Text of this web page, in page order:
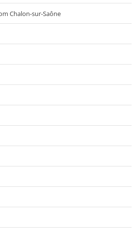
Chalon-sur-Saône